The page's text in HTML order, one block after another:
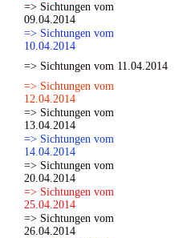
=> Sichtungen vom
09.04.2014
=> Sichtungen vom
10.04.2014
=> Sichtungen vom 11.04.2014
=> Sichtungen vom
12.04.2014
=> Sichtungen vom
13.04.2014
=> Sichtungen vom
14.04.2014
=> Sichtungen vom
20.04.2014
=> Sichtungen vom
25.04.2014
=> Sichtungen vom
26.04.2014